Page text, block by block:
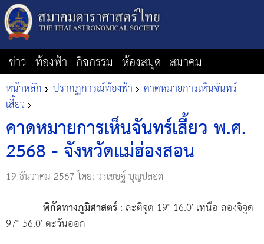
ข่าว ท้องฟ้า กิจกรรม ห้องสมุด สมาคม
หน้าหลัก ปรากฏการณ์ท้องฟ้า คาดหมายการเห็นจันทร์
เสี้ยว
คาดหมายการเห็นจันทร์เสี้ยว พ.ศ.
2568 - จังหวัดแม่ฮ่องสอน
19 ธันวาคม 2567โดย: วรเชษฐ์ บุญปลอด
พิกัดทางภูมิศาสตร์: ละติจูด 19° 16.0′ เหนือ ลองจิจูด
97° 56.0′ ตะวันออก